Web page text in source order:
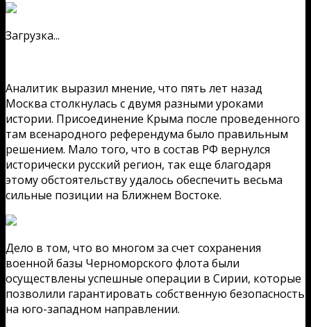
Загрузка...
Аналитик выразил мнение, что пять лет назад
Москва столкнулась с двумя разными уроками
истории. Присоединение Крыма после проведенного
там всенародного референдума было правильным
решением. Мало того, что в состав РФ вернулся
исторически русский регион, так еще благодаря
этому обстоятельству удалось обеспечить весьма
сильные позиции на Ближнем Востоке.
Дело в том, что во многом за счет сохранения
военной базы Черноморского флота были
осуществлены успешные операции в Сирии, которые
позволили гарантировать собственную безопасность
на юго-западном направлении.